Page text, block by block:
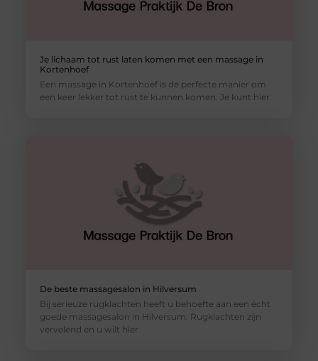
Je lichaam tot rust laten komen met een massage in
Kortenhoef
Een massage in Kortenhoef is de perfecte manier om
een keer lekker tot rust te kunnen komen. Je kunt hier
De beste massagesalon in Hilversum
Bij serieuze rugklachten heeft u behoefte aan een écht
goede massagesalon in Hilversum. Rugklachten zijn
vervelend en u wilt hier